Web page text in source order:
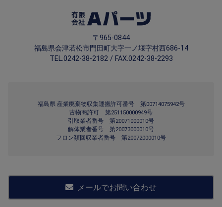
〒965-0844
福島県会津若松市門田町大字一ノ堰字村西686-14
TEL.0242-38-2182 / FAX.0242-38-2293
福島県 産業廃棄物収集運搬許可番号 第00714075942号
古物商許可 第251150000949号
引取業者番号 第20071000010号
解体業者番号 第20073000010号
フロン類回収業者番号 第20072000010号
メールでお問い合わせ